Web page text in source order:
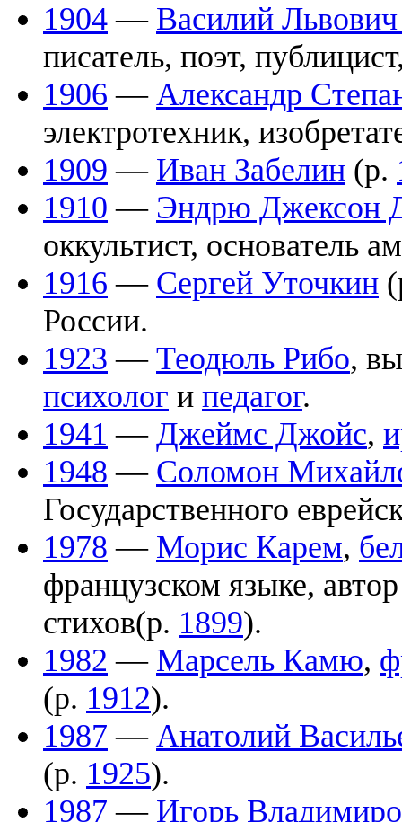
1904 — Василий
писатель, поэт,
1906 — Александр
электротехник,
1909 — Иван Забелин (р.
1910 — Эндрю Джексон
оккультист, основатель
1916 — Сергей Уточкин
России.
1923 — Теодюль Рибо,
психолог и педагог.
1941 — Джеймс Джойс,
1948 — Соломон
Государственного
1978 — Морис Карем,
французском языке,
стихов(р. 1899).
1982 — Марсель Камю,
(р. 1912).
1987 — Анатолий
(р. 1925).
1987 — Игорь